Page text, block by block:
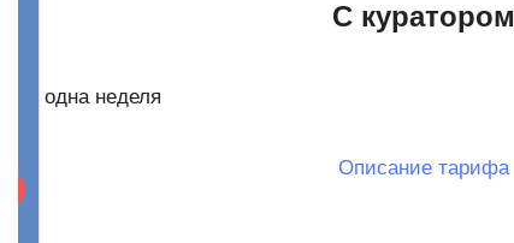
С куратором
одна неделя
Описание тарифа